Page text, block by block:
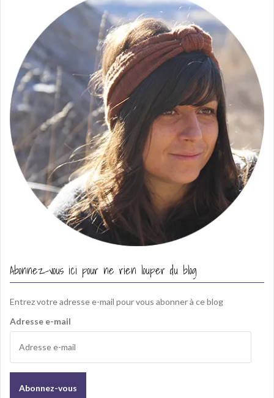
Abonnez-vous ici pour ne rien louper du blog
Entrez votre adresse e-mail pour vous abonner à ce blog
Adresse e-mail